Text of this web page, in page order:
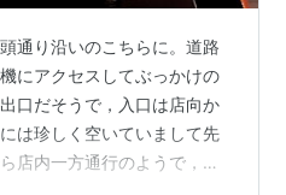
通り沿いのこちらに。道路
にアクセスしてぶっかけの
口だそうで，入口は店向か
は珍しく空いていまして先
店内一方通行のようで，入